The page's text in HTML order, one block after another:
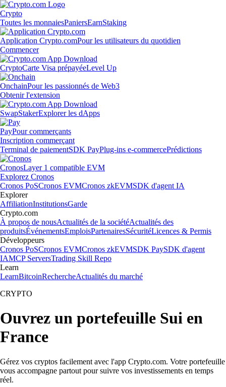
Crypto
Toutes les monnaiesPaniersEarnStaking
Application Crypto.comPour les utilisateurs du quotidien
Commencer
CryptoCarte Visa prépayéeLevel Up
OnchainPour les passionnés de Web3
Obtenir l'extension
SwapStakerExplorer les dApps
PayPour commerçants
Inscription commerçant
Terminal de paiementSDK PayPlug-ins e-commercePrédictions
CronosLayer 1 compatible EVM
Explorez Cronos
Cronos PoSCronos EVMCronos zkEVMSDK d'agent IA
Explorer
AffiliationInstitutionsGarde
Crypto.com
À propos de nousActualités de la sociétéActualités des
produitsÉvénementsEmploisPartenairesSécuritéLicences & Permis
Développeurs
Cronos PoSCronos EVMCronos zkEVMSDK PaySDK d'agent
IAMCP ServersTrading Skill Repo
Learn
LearnBitcoinRechercheActualités du marché
CRYPTO
Ouvrez un portefeuille Sui en
France
Gérez vos cryptos facilement avec l'app Crypto.com. Votre portefeuille
vous accompagne partout pour suivre vos investissements en temps
réel.